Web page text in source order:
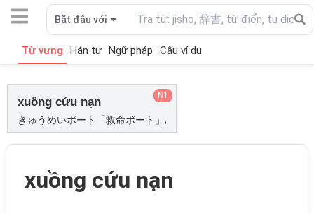
Bắt đầu với
Từ vựng Hán tự Ngữ pháp Câu ví dụ
xuồng cứu nạn
きゅうめいボート「救命ボート」;
N1
xuồng cứu nạn